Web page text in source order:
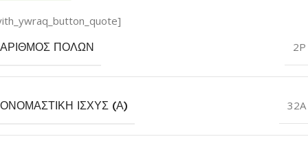
ΑΡΙΘΜΌΣ ΠΌΛΩΝ
2P
ΟΝΟΜΑΣΤΙΚΉ ΙΣΧΎΣ (Α) 32A